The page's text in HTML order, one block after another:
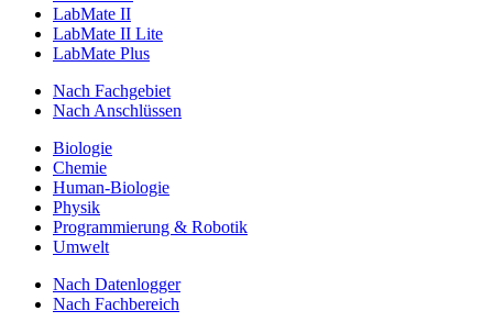
LabMate II
LabMate II Lite
LabMate Plus
Nach Fachgebiet
Nach Anschlüssen
Biologie
Chemie
Human-Biologie
Physik
Programmierung & Robotik
Umwelt
Nach Datenlogger
Nach Fachbereich